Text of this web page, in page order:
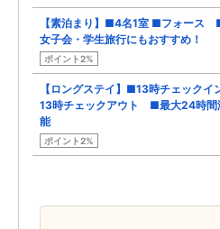
【素泊まり】■4名1室 ■フォース
女子会・学生旅行にもおすすめ！
ポイント2%
【ロングステイ】■13時チェックイ
13時チェックアウト ■最大24時間
能
ポイント2%